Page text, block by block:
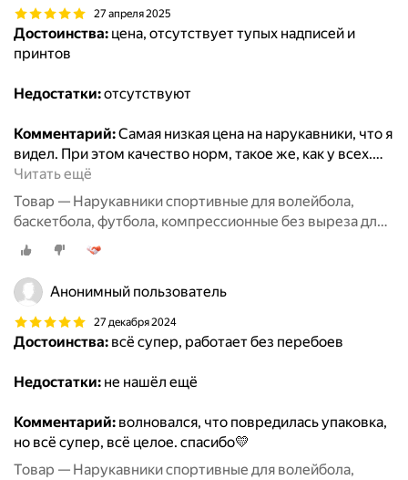
27 апреля 2025
Достоинства: цена, отсутствует тупых надписей и
принтов
Недостатки:отсутствуют
Комментарий:Самая низкая цена на нарукавники, что я
видел. При этом качество норм, такое же, как у всех.…
Читать ещё
Товар — Нарукавники спортивные для волейбола,
баскетбола, футбола, компрессионные без выреза для
пальцев, 2 пары черные + белые
Анонимный пользователь
27 декабря 2024
Достоинства: всё супер, работает без перебоев
Недостатки: не нашёл ещё
Комментарий: волновался, что повредилась упаковка,
но всё супер, всё целое. спасибо💛
Товар — Нарукавники спортивные для волейбола,